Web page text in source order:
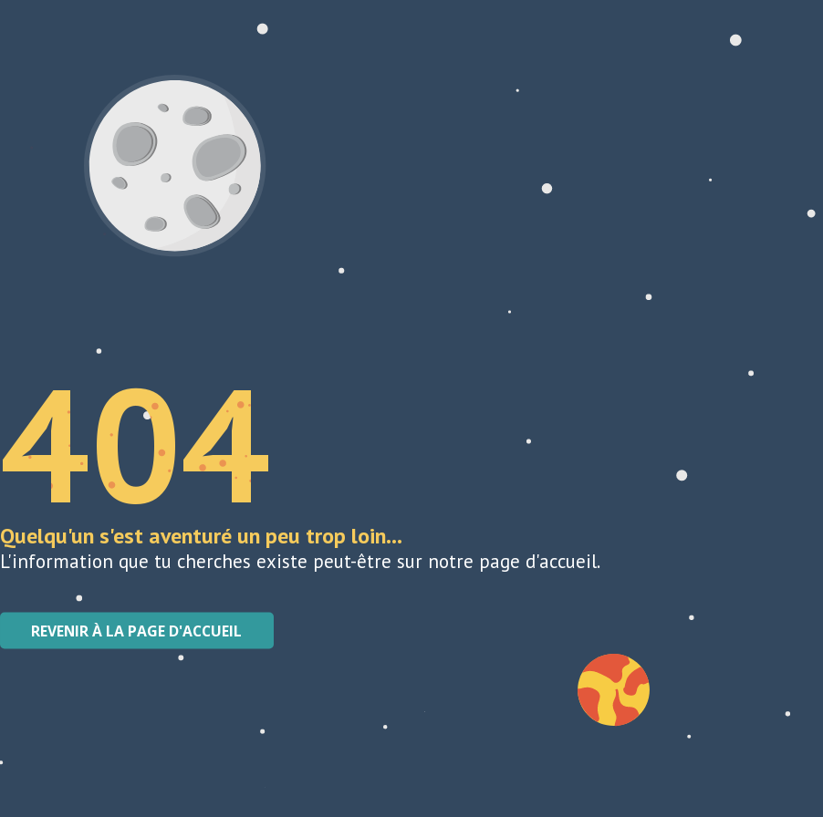
404
Quelqu'un s'est aventuré un peu trop loin...
L'information que tu cherches existe peut-être sur notre page d'accueil.
REVENIR À LA PAGE D'ACCUEIL